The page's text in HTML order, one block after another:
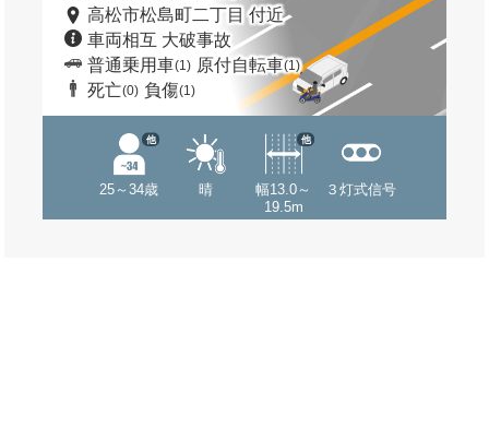
高松市松島町二丁目 付近
車両相互 大破事故
普通乗用車(1) 原付自転車(1)
死亡(0) 負傷(1)
25～34歳
他
晴
幅13.0～
19.5m
他
３灯式信号